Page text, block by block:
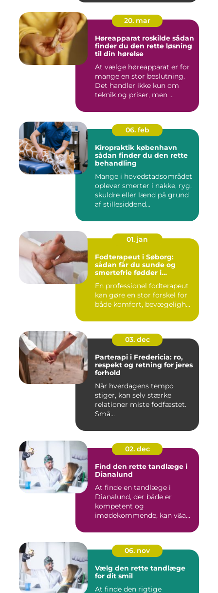
20. mar
Høreapparat roskilde sådan
finder du den rette løsning
til din hørelse
At vælge høreapparat er for
mange en stor beslutning.
Det handler ikke kun om
teknik og priser, men ...
06. feb
Kiropraktik københavn
sådan finder du den rette
behandling
Mange i hovedstadsområdet
oplever smerter i nakke, ryg,
skuldre eller lænd på grund
af stillesiddend...
01. jan
Fodterapeut i Søborg:
sådan får du sunde og
smertefrie fødder i
En professionel fodterapeut
kan gøre en stor forskel for
både komfort, bevægeligh...
03. dec
Parterapi i Fredericia: ro,
respekt og retning for jeres
forhold
Når hverdagens tempo
stiger, kan selv stærke
relationer miste fodfæstet.
Små...
02. dec
Find den rette tandlæge i
Dianalund
At finde en tandlæge i
Dianalund, der både er
kompetent og
imødekommende, kan v&a...
06. nov
Vælg den rette tandlæge
for dit smil
At finde den rigtige